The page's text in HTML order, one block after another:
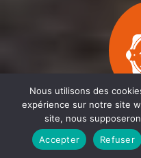
Nous utilisons des
expérience sur notre site
site, nous
Accepter
Refuser